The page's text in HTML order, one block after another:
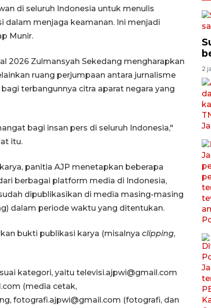
di seluruh Indonesia untuk menulis
menjaga keamanan. Ini menjadi
Munir.
2026 Zulmansyah Sekedang mengharapkan
ruang perjumpaan antara jurnalisme
terbangunnya citra aparat negara yang
bagi insan pers di seluruh Indonesia,"
itu.
panitia AJP menetapkan beberapa
berbagai platform media di Indonesia,
dipublikasikan di media masing-masing
dalam periode waktu yang ditentukan.
bukti publikasi karya (misalnya clipping,
kategori, yaitu televisi.ajpwi@gmail.com
(media cetak,
fotografi.ajpwi@gmail.com (fotografi, dan
2